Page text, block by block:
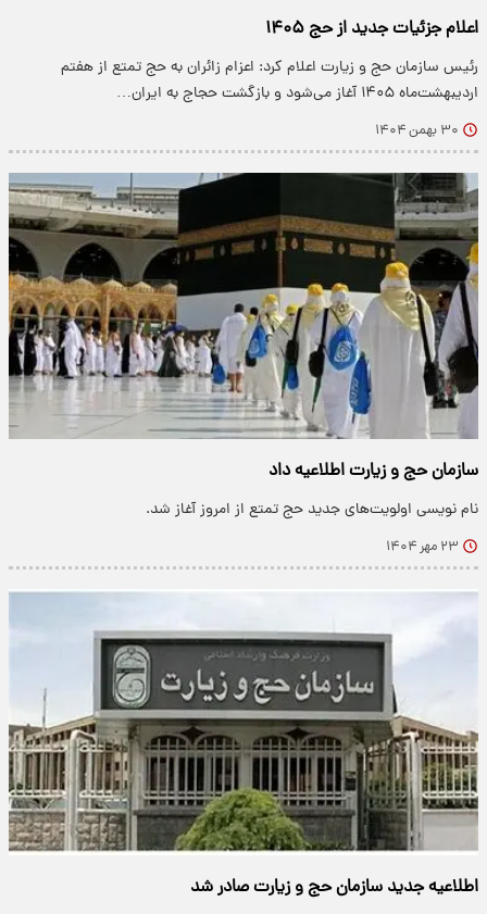
اعلام جزئیات جدید از حج ۱۴۰۵
رئیس سازمان حج و زیارت اعلام کرد: اعزام زائران به حج تمتع از هفتم
اردیبهشت‌ماه ۱۴۰۵ آغاز می‌شود و بازگشت حجاج به ایران…
۳۰ بهمن ۱۴۰۴
سازمان حج و زیارت اطلاعیه داد
نام نویسی اولویت‌های جدید حج تمتع از امروز آغاز شد.
۲۳ مهر ۱۴۰۴
اطلاعیه جدید سازمان حج و زیارت صادر شد